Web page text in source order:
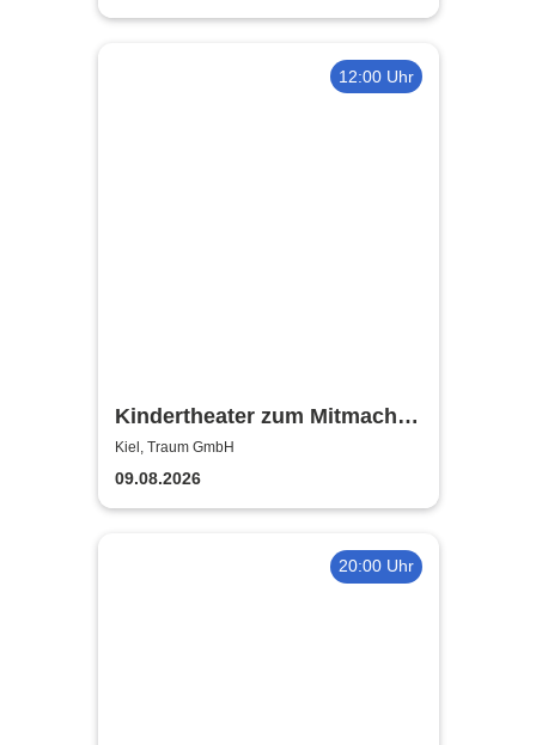
12:00 Uhr
Kindertheater zum Mitmachen
| Traum GmbH
Kiel, Traum GmbH
09.08.2026
20:00 Uhr